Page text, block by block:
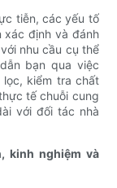
tiễn, các yếu tố
xác định và đánh
nhu cầu cụ thể
bạn qua việc
kiểm tra chất
tế chuỗi cung
với đối tác nhà
kinh nghiệm và